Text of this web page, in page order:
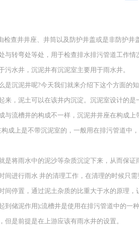
粪池的这些基础知识你都记住了吗？
化粪池时可能遇到这些难题
粪池的七大好处你都记住了吗？
检查井井座、井筒以及防护井盖或是非防护
与转弯处等处，用于检查排水排污管道工作
污水井，沉泥井有沉泥室主要用于雨水井。
是沉泥井呢?今天我们就来介绍下这个方面的
来，泥土可以在该井内沉淀。沉泥室设计的
与流槽井的构成不一样，沉泥井井座在构成
成上是不带沉泥室的，一般用在排污管道中
是将雨水中的泥沙等杂质沉淀下来，从而保
间进行雨水 井的清理工作，在清理的时候只
间停置，通过泥土杂质的比重大于水的原理
到储泥作用);流槽井是使用在排污管道中的一
但是前提是在上游应该有雨水井的设置。